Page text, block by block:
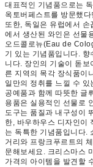
대표적인 기념품으로는
옥토버페스트를 방문했
또한, 독일은 유럽에서
에서 생산된 와인은 선물
오드콜로뉴(Eau de
기 있는 기념품입니다.
니다. 장인의 기술이 돋보
른 지역의 목각 장식품이
일만의 정취를 느낄 수
공예품과 함께 따뜻한 글
용품은 실용적인 선물로
도구는 품질과 내구성이
한, 바우하우스 디자인이
는 독특한 기념품입니다.
거리와 프랑크푸르트의
문해보세요. 크리스마스
가격의 아이템을 발견할